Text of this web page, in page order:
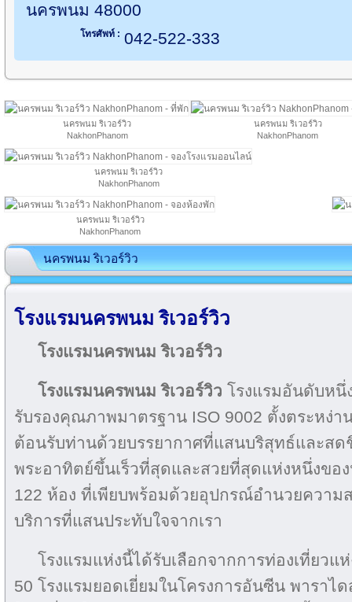
นครพนม 48000
โทรศัพท์ : 042-522-333
นครพนม ริเวอร์วิว
NakhonPhanom
นครพนม ริเวอร์วิว
NakhonPhanom
นครพนม ริเวอร์วิว
NakhonPhanom
นครพนม ริเวอร์วิว
NakhonPhanom
นครพนม ริเวอร์วิว
โรงแรมนครพนม ริเวอร์วิว
โรงแรมนครพนม ริเวอร์วิว
โรงแรมนครพนม ริเวอร์วิว โรงแรมอันดับหนึ่
รับรองคุณภาพมาตรฐาน ISO 9002 ตั้งตระหง่า
ต้อนรับท่านด้วยบรรยากาศที่แสนบริสุทธ์และสด
พระอาทิตย์ขึ้นเร็วที่สุดและสวยที่สุดแห่งหนึ่งขอ
122 ห้อง ที่เพียบพร้อมด้วยอุปกรณ์อำนวยความ
บริการที่แสนประทับใจจากเรา
โรงแรมแห่งนี้ได้รับเลือกจากการท่องเที่ยวแ
50 โรงแรมยอดเยี่ยมในโครงการอันซีน พาราไ